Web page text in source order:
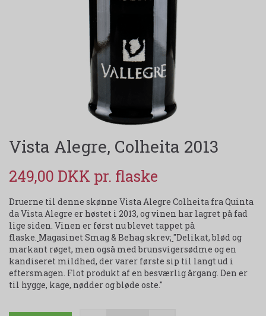
Vista Alegre, Colheita 2013
249,00 DKK
Druerne til denne skønne Vista Alegre Colheita fra Quinta
da Vista Alegre er høstet i 2013, og vinen har lagret på fad
lige siden. Vinen er først nu blevet tappet på
flaske. Magasinet Smag & Behag skrev; "Delikat, blød og
markant røget, men også med brunsvigersødme og en
kandiseret mildhed, der varer første sip til langt ud i
eftersmagen. Flot produkt af en besværlig årgang. Den er
til hygge, kage, nødder og bløde oste."